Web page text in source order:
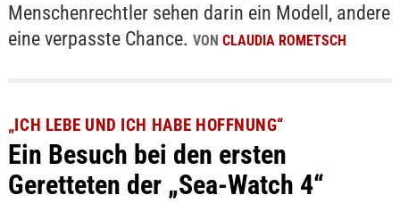
Menschenrechtler sehen darin ein Modell, andere
eine verpasste Chance. VON CLAUDIA ROMETSCH
„ICH LEBE UND ICH HABE HOFFNUNG“
Ein Besuch bei den ersten
Geretteten der „Sea-Watch 4“